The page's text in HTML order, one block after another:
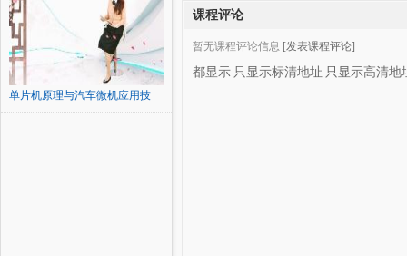
单片机原理与汽车微机应用技
术...
课程评论
暂无课程评论信息 [发表课程评论]
都显示 只显示标清地址 只显示高清地